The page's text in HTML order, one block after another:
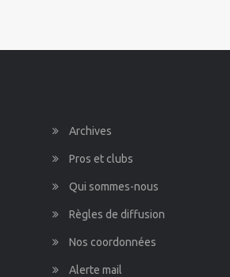
Archives
Pros et clubs
Qui sommes-nous
Règles de diffusion
Nos coordonnées
Alerte mail